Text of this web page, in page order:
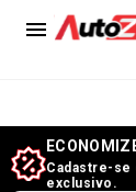
Cadastre-se
exclusivo.